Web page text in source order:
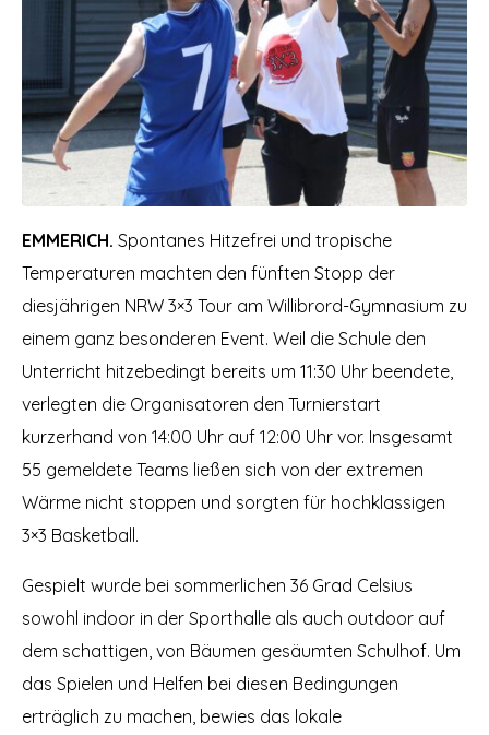
EMMERICH. Spontanes Hitzefrei und tropische
Temperaturen machten den fünften Stopp der
diesjährigen NRW 3×3 Tour am Willibrord-Gymnasium zu
einem ganz besonderen Event. Weil die Schule den
Unterricht hitzebedingt bereits um 11:30 Uhr beendete,
verlegten die Organisatoren den Turnierstart
kurzerhand von 14:00 Uhr auf 12:00 Uhr vor. Insgesamt
55 gemeldete Teams ließen sich von der extremen
Wärme nicht stoppen und sorgten für hochklassigen
3×3 Basketball.
Gespielt wurde bei sommerlichen 36 Grad Celsius
sowohl indoor in der Sporthalle als auch outdoor auf
dem schattigen, von Bäumen gesäumten Schulhof. Um
das Spielen und Helfen bei diesen Bedingungen
erträglich zu machen, bewies das lokale